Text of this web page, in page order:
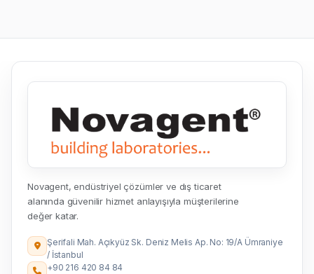
Novagent, endüstriyel çözümler ve dış ticaret
alanında güvenilir hizmet anlayışıyla müşterilerine
değer katar.
Şerifali Mah. Açıkyüz Sk. Deniz Melis Ap. No: 19/A Ümraniye
/ İstanbul
+90 216 420 84 84